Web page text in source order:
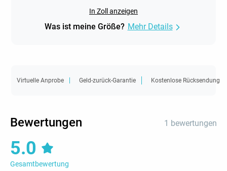
In Zoll anzeigen
Was ist meine Größe? Mehr Details
Virtuelle Anprobe Geld-zurück-Garantie Kostenlose Rücksendung
Bewertungen 1 bewertungen
5.0
Gesamtbewertung